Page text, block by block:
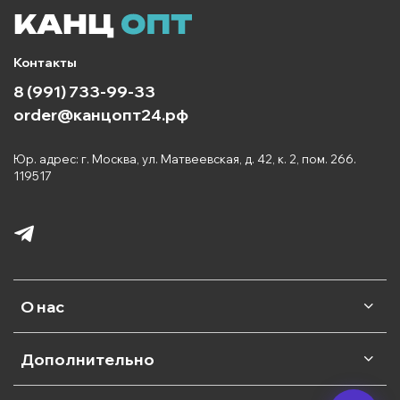
О нас
Дополнительно
Контакты
8 (991) 733-99-33
order@канцопт24.рф
Юр. адрес: г. Москва, ул. Матвеевская, д. 42, к. 2, пом. 266.
119517